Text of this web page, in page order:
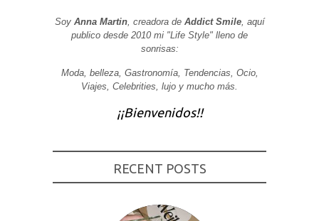
Soy Anna Martin, creadora de Addict Smile, aquí
publico desde 2010 mi "Life Style" lleno de
sonrisas:
Moda, belleza, Gastronomía, Tendencias, Ocio,
Viajes, Celebrities, lujo y mucho más.
¡¡Bienvenidos!!
RECENT POSTS
y estructura
de la web, en
base a cómo
mejor posible
rechaza estas